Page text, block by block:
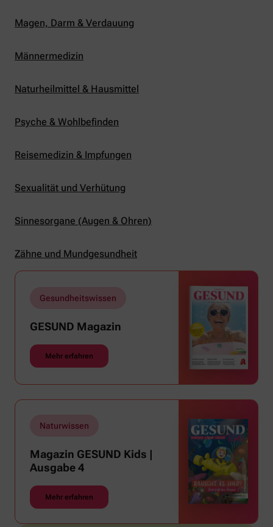
Magen, Darm & Verdauung
Männermedizin
Naturheilmittel & Hausmittel
Psyche & Wohlbefinden
Reisemedizin & Impfungen
Sexualität und Verhütung
Sinnesorgane (Augen & Ohren)
Zähne und Mundgesundheit
Gesundheitswissen
GESUND Magazin
Mehr erfahren
Naturwissen
Magazin GESUND Kids |
Ausgabe 4
Mehr erfahren